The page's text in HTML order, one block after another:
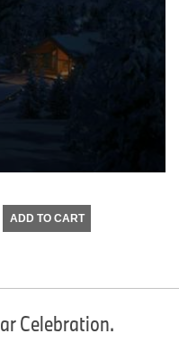
ADD TO CART
Celebration.